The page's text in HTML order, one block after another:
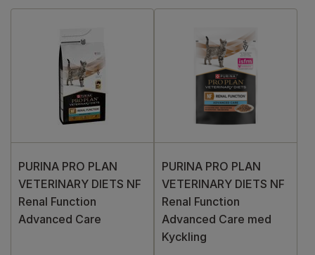
PURINA PRO PLAN
VETERINARY DIETS NF
Renal Function
Advanced Care
PURINA PRO PLAN
VETERINARY DIETS NF
Renal Function
Advanced Care med
Kyckling